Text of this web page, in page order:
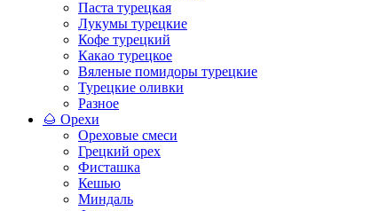
Паста турецкая
Лукумы турецкие
Кофе турецкий
Какао турецкое
Вяленые помидоры турецкие
Турецкие оливки
Разное
🌰 Орехи
Ореховые смеси
Грецкий орех
Фисташка
Кешью
Миндаль